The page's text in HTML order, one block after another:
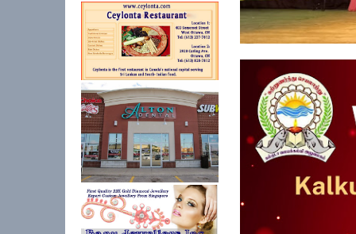
ஏற்பாட்டில...